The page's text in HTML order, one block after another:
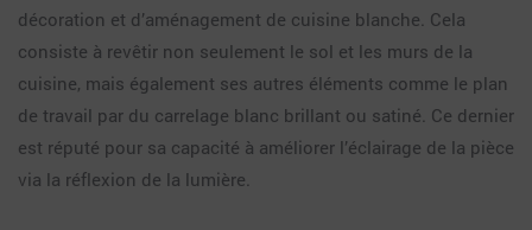
décoration et d’aménagement de cuisine blanche. Cela
consiste à revêtir non seulement le sol et les murs de la
cuisine, mais également ses autres éléments comme le plan
de travail par du carrelage blanc brillant ou satiné. Ce dernier
est réputé pour sa capacité à améliorer l’éclairage de la pièce
via la réflexion de la lumière.